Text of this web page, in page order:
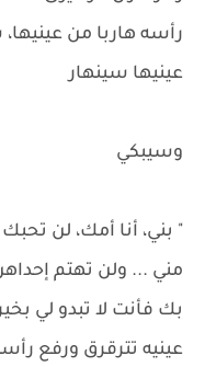
رأسه هاربا من
عينيها سينهار
وسيبكي
" بني، أنا أمك، لن
مني ... ولن تهتم
بك فأنت لا تبدو لي
عينيه تترقرق ورفع